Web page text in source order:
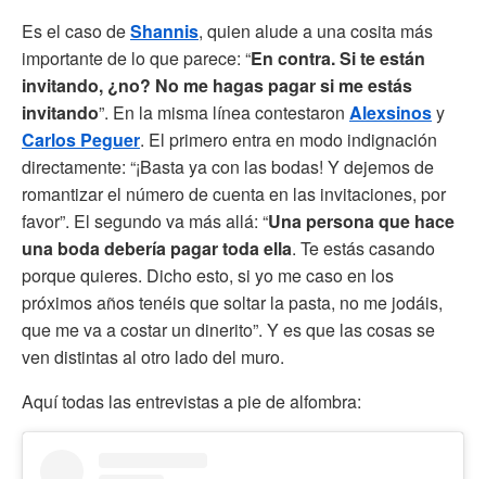
Es el caso deShannis, quien alude a una cosita más
importante de lo que parece: “En contra. Si te están
invitando, ¿no? No me hagas pagar si me estás
invitando”. En la misma línea contestaron Alexsinosy
Carlos Peguer. El primero entra en modo indignación
directamente: “¡Basta ya con las bodas! Y dejemos de
romantizar el número de cuenta en las invitaciones, por
favor”. El segundo va más allá: “Una persona que hace
una boda debería pagar toda ella. Te estás casando
porque quieres. Dicho esto, si yo me caso en los
próximos años tenéis que soltar la pasta, no me jodáis,
que me va a costar un dinerito”. Y es que las cosas se
ven distintas al otro lado del muro.
Aquí todas las entrevistas a pie de alfombra: